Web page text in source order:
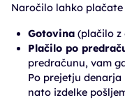
Naročilo lahko
Gotovina (plačilo z
Plačilo po
predračunu, vam
Po prejetju
nato izdelke